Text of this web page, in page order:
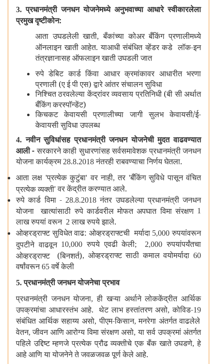
3.प्रधानमंत्री जनधन योजनेमध्ये अनुभवाच्या आधारे स्वीकारलेला
प्रमुख दृष्टीकोन:
आता उघडलेली खाती,बँकांच्या कोअर बँकिंग प्रणालीमध्ये
ऑनलाइन खाती आहेत. याआधी संबंधित व्हेंडर कडे लॉक-इन
तंत्रज्ञानासह ऑफलाइन खाती उघडली जात
रुपे डेबिट कार्ड किंवा आधार क्रमांकावर आधारीत भरणा
प्रणाली (ए ई पी एस) द्वारे आंतर संचालन सुविधा
निश्चित ठरवलेल्या केंद्रांवर व्यवसाय प्रतिनिधी (बी सी अर्थात
बँकिंग करस्पॉन्डेंट)
किचकट केवायसी प्रणालीच्या जागी सुलभ केवायसी/ई-
केवायसी सुविधा उपलब्ध
4.नवीन सुविधांसह प्रधानमंत्री जनधन योजनेची मुदत वाढवण्यात
आली -सरकारने काही सुधारणांसह सर्वसमावेशक प्रधानमंत्री जनधन
योजना कार्यक्रम 28.8.2018नंतरही राबवण्याचा निर्णय घेतला.
आता लक्ष 'प्रत्येक कुटुंबा'वर नाही,तर 'बँकिंग सुविधे पासून वंचित
प्रत्येक व्यक्ती'वर केंद्रीत करण्यात आले.
रुपे कार्ड विमा - 28.8.2018 नंतर उघडलेल्या प्रधानमंत्री जनधन
योजना खात्यांसाठी रुपे कार्डवरील मोफत अपघात विमा संरक्षण 1
लाख रुपयां वरून 2 लाख रुपये झाले.
ओव्हरड्राफ्ट सुविधेत वाढ: ओव्हरड्राफ्टची मर्यादा 5,000 रुपयांवरून
दुपटीने वाढवून 10,000 रुपये एवढी केली; 2,000 रुपयांपर्यंतचा
ओव्हरड्राफ्ट (बिनशर्त), ओव्हरड्राफ्ट साठी कमाल वयोमर्यादा60
वर्षांवरून65वर्षे केली
5.प्रधानमंत्री जनधन योजनेचा प्रभाव
प्रधानमंत्री जनधन योजना,ही खऱ्या अर्थाने लोककेंद्रीत आर्थिक
उपक्रमांचा आधारस्तंभ आहे. थेट लाभ हस्तांतरण असो,कोविड-19
संबंधित आर्थिक सहाय्य असो,पीएम-किसान,मनरेगा अंतर्गत वाढलेले
वेतन,जीवन आणि आरोग्य विमा संरक्षण असो,या सर्व उपक्रमां अंतर्गत
पहिले उद्दिष्ट म्हणजे प्रत्येक प्रौढ व्यक्तीचे एक बँक खाते उघडणे,हे
आहे आणि या योजनेने ते जवळजवळ पूर्ण केले आहे.